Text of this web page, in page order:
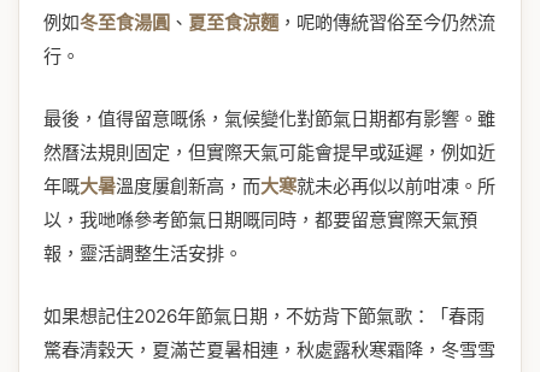
例如冬至食湯圓 、 夏至食涼麵 ，呢啲傳統習俗至今仍然流
行。
最後，值得留意嘅係，氣候變化對節氣日期都有影響。雖
然曆法規則固定，但實際天氣可能會提早或延遲，例如近
年嘅大暑溫度屢創新高，而大寒就未必再似以前咁凍。所
以，我哋喺參考節氣日期嘅同時，都要留意實際天氣預
報，靈活調整生活安排。
如果想記住2026年節氣日期，不妨背下節氣歌：「春雨
驚春清穀天，夏滿芒夏暑相連，秋處露秋寒霜降，冬雪雪